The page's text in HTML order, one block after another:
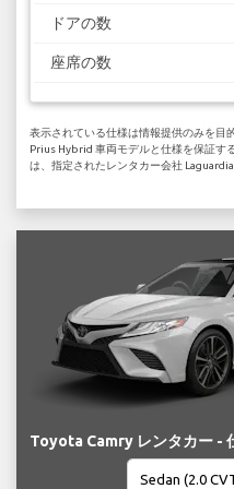
ドアの数
座席の数
表示されている仕様は情報提供のみを目
Prius Hybrid 車両モデルと仕様を保証す
は、指定されたレンタカー会社
Toyota Camry レンタカー -